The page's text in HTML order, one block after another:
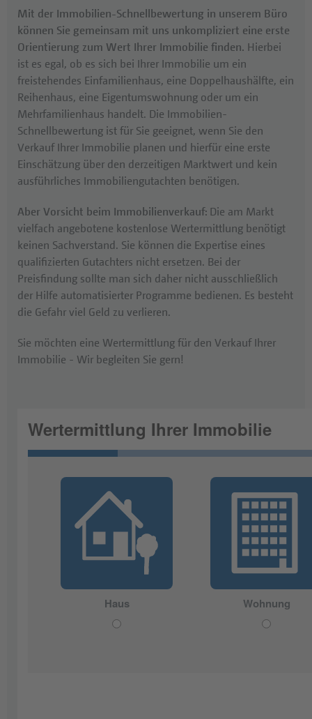
Mit der Immobilien-Schnellbewertung in unserem Büro
können Sie gemeinsam mit uns unkompliziert eine erste
Orientierung zum Wert Ihrer Immobilie finden. Hierbei
ist es egal, ob es sich bei Ihrer Immobilie um ein
freistehendes Einfamilienhaus, eine Doppelhaushälfte, ein
Reihenhaus, eine Eigentumswohnung oder um ein
Mehrfamilienhaus handelt. Die Immobilien-
Schnellbewertung ist für Sie geeignet, wenn Sie den
Verkauf Ihrer Immobilie planen und hierfür eine erste
Einschätzung über den derzeitigen Marktwert und kein
ausführliches Immobiliengutachten benötigen.
Aber Vorsicht beim Immobilienverkauf: Die am Markt
vielfach angebotene kostenlose Wertermittlung benötigt
keinen Sachverstand. Sie können die Expertise eines
qualifizierten Gutachters nicht ersetzen. Bei der
Preisfindung sollte man sich daher nicht ausschließlich
der Hilfe automatisierter Programme bedienen. Es besteht
die Gefahr viel Geld zu verlieren.
Sie möchten eine Wertermittlung für den Verkauf Ihrer
Immobilie - Wir begleiten Sie gern!